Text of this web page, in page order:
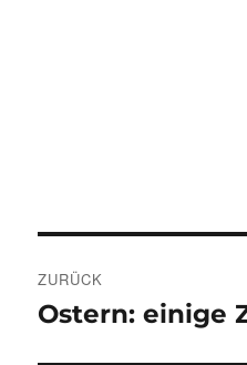
ZURÜCK
Vorheriger
Ostern: einige